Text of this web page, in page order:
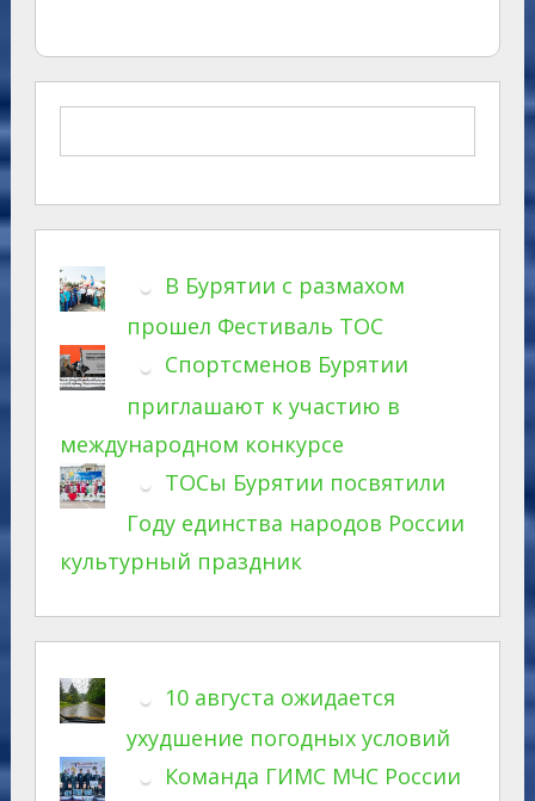
В Бурятии с размахом
прошел Фестиваль ТОС
Спортсменов Бурятии
приглашают к участию в
международном конкурсе
ТОСы Бурятии посвятили
Году единства народов России
культурный праздник
10 августа ожидается
ухудшение погодных условий
Команда ГИМС МЧС России